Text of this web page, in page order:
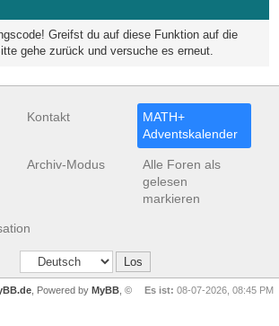
Greifst du auf diese Funktion auf die
gehe zurück und versuche es erneut.
Kontakt
MATH+
Adventskalender
Archiv-Modus
Alle Foren als
gelesen
markieren
Es ist: 08-07-2026, 08:45 PM
, Powered by MyBB , ©